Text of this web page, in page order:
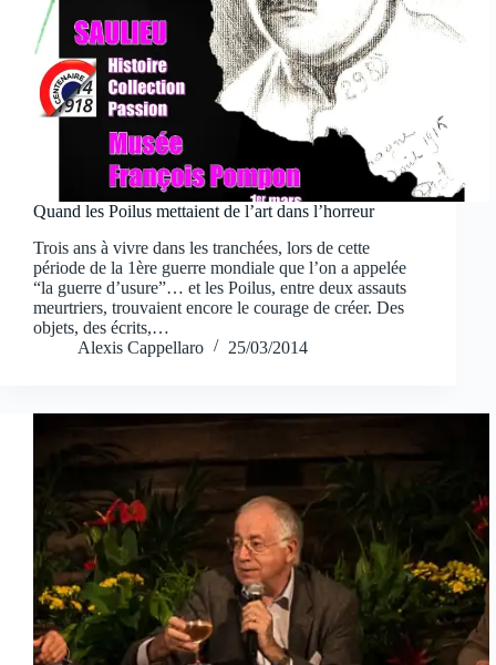
Quand les Poilus mettaient de l’art dans l’horreur
Trois ans à vivre dans les tranchées, lors de cette
période de la 1ère guerre mondiale que l’on a appelée
“la guerre d’usure”… et les Poilus, entre deux assauts
meurtriers, trouvaient encore le courage de créer. Des
objets, des écrits,…
Alexis Cappellaro
25/03/2014